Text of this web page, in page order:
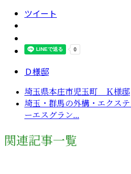
ツイート
Ｄ様邸
埼玉県本庄市児玉町 Ｋ様邸
埼玉・群馬の外構・エクス
ーエスグラン...
関連記事一覧